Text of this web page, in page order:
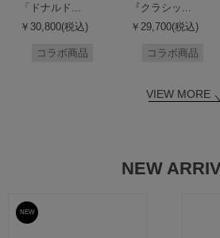
「ドナルド...
￥30,800(税込)
コラボ商品
『クラシッ...
￥29,700(税込)
コラボ商品
VIEW MORE
NEW
予約
NEW